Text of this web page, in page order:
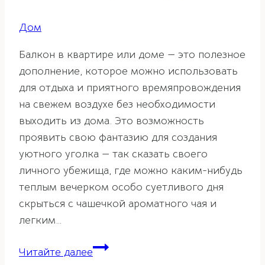
Дом
Балкон в квартире или доме — это полезное
дополнение, которое можно использовать
для отдыха и приятного времяпровождения
на свежем воздухе без необходимости
выходить из дома. Это возможность
проявить свою фантазию для создания
уютного уголка — так сказать своего
личного убежища, где можно каким-нибудь
теплым вечерком особо суетливого дня
скрыться с чашечкой ароматного чая и
легким…
Читайте далееБалкон